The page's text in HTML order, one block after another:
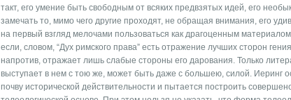
такт, его умение быть свободным от всяких предвзятых идей, его
замечать то, мимо чего другие проходят, не обращая внимания, его
на первый взгляд мелочами пользоваться как драгоценным
если, словом, “Дух римского права” есть отражение лучших сторон
напротив, отражает лишь слабые стороны его дарования. Только
выступает в нем с тою же, может быть даже с большею, силой. Иеринг
почву исторической действительности и пытается построить